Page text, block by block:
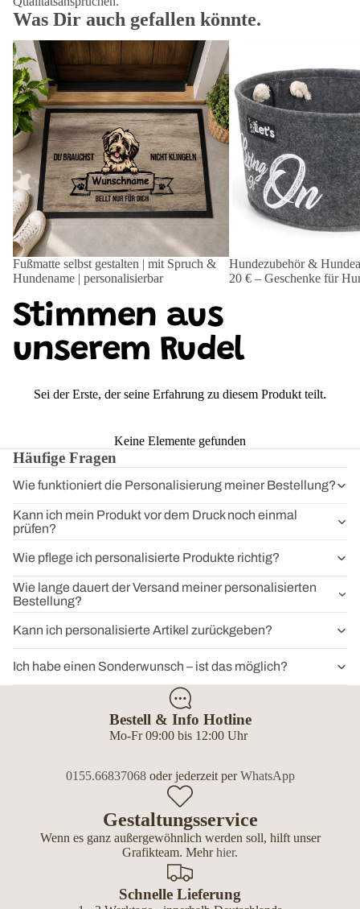
Was Dir auch gefallen könnte.
Fußmatte selbst gestalten | mit Spruch &
Hundename | personalisierbar
Fußmatte selbst gestalten | mit Spruch &
Hundename | personalisierbar
Hundezubehör &
20 € – Geschenke für
Hundezubehör &
20 € – Geschenke für
Stimmen aus
unserem Rudel
Sei der Erste, der seine Erfahrung zu diesem Produkt teilt.
Keine Elemente gefunden
Häufige Fragen
Wie funktioniert die Personalisierung meiner Bestellung?
Kann ich mein Produkt vor dem Druck noch einmal
prüfen?
Wie pflege ich personalisierte Produkte richtig?
Wie lange dauert der Versand meiner personalisierten
Bestellung?
Kann ich personalisierte Artikel zurückgeben?
Ich habe einen Sonderwunsch – ist das möglich?
Bestell & Info Hotline
Mo-Fr 09:00 bis 12:00 Uhr
0155.66837068oder jederzeit perWhatsApp
Gestaltungsservice
Wenn es ganz außergewöhnlich werden soll, hilft unser
Grafikteam. Mehrhier.
Schnelle Lieferung